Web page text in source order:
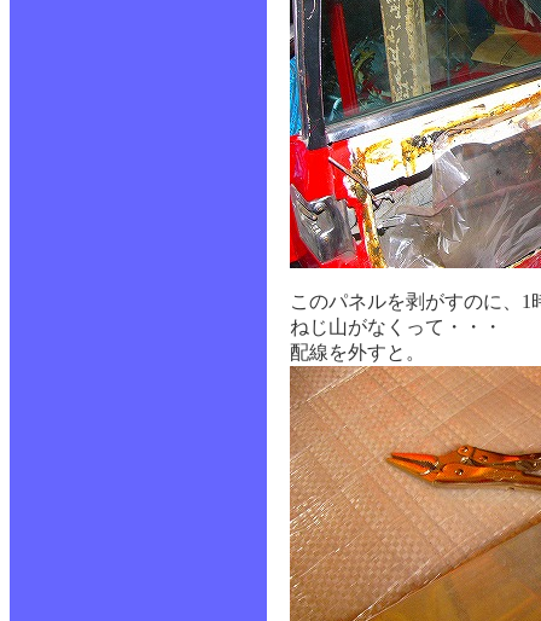
このパネルを剥がすのに、
ねじ山がなくって・・・
配線を外すと。